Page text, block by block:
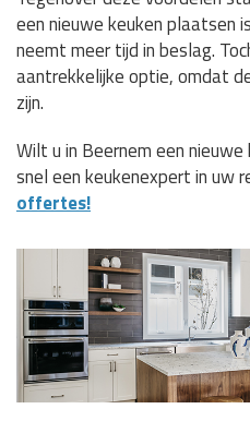
een nieuwe keuken plaatsen
neemt meer tijd in beslag.
aantrekkelijke optie, omdat
zijn.
Wilt u in Beernem een
snel een keukenexpert in uw
offertes!